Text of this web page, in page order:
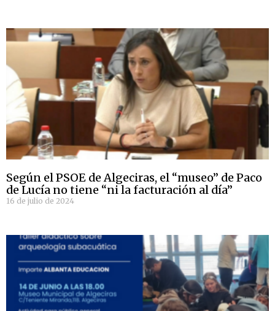
Según el PSOE de Algeciras, el “museo” de Paco
de Lucía no tiene “ni la facturación al día”
16 de julio de 2024